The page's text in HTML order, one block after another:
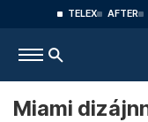
TELEX AFTER
Miami